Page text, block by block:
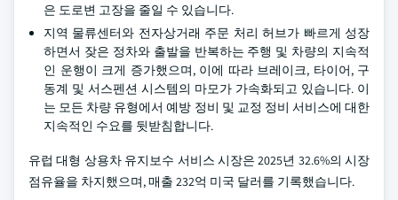
은 도로변 고장을 줄일 수 있습니다.
지역 물류센터와 전자상거래 주문 처리 허브가 빠르게 성장
하면서 잦은 정차와 출발을 반복하는 주행 및 차량의 지속적
인 운행이 크게 증가했으며, 이에 따라 브레이크, 타이어, 구
동계 및 서스펜션 시스템의 마모가 가속화되고 있습니다. 이
는 모든 차량 유형에서 예방 정비 및 교정 정비 서비스에 대한
지속적인 수요를 뒷받침합니다.
유럽 대형 상용차 유지보수 서비스 시장은 2025년 32.6%의 시장
점유율을 차지했으며, 매출 232억 미국 달러를 기록했습니다.